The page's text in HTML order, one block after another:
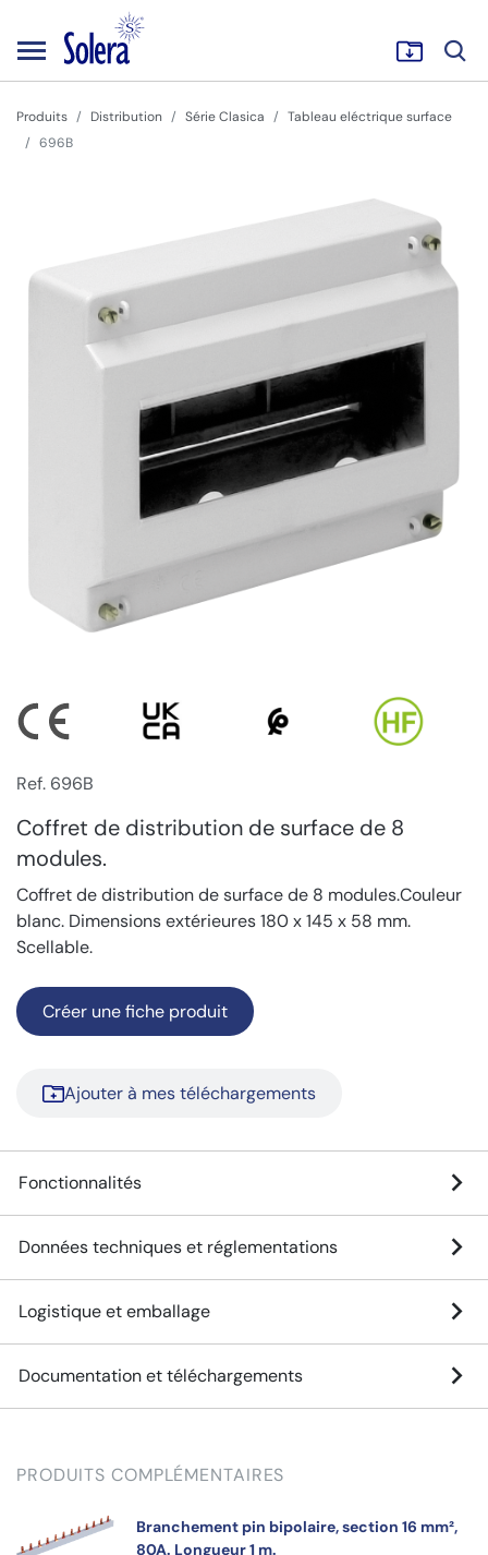
Produits Distribution Série Clasica
Tableau eléctrique surface
696B
Ref. 696B
Coffret de distribution de surface de 8
modules.
Coffret de distribution de surface de 8 modules.Couleur
blanc. Dimensions extérieures 180 x 145 x 58 mm.
Scellable.
Créer une fiche produit
Ajouter à mes téléchargements
Fonctionnalités
Données techniques et réglementations
Logistique et emballage
Documentation et téléchargements
PRODUITS COMPLÉMENTAIRES
Branchement pin bipolaire, section 16 mm²,
80A. Longueur 1 m.